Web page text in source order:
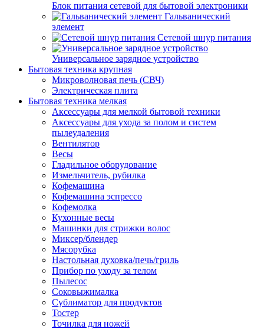
Блок питания сетевой для бытовой электроники
Гальванический
элемент
Сетевой шнур питания
Универсальное зарядное устройство
Бытовая техника крупная
Микроволновая печь (СВЧ)
Электрическая плита
Бытовая техника мелкая
Аксессуары для мелкой бытовой техники
Аксессуары для ухода за полом и систем
пылеудаления
Вентилятор
Весы
Гладильное оборудование
Измельчитель, рубилка
Кофемашина
Кофемашина эспрессо
Кофемолка
Кухонные весы
Машинки для стрижки волос
Миксер/блендер
Мясорубка
Настольная духовка/печь/гриль
Прибор по уходу за телом
Пылесос
Соковыжималка
Сублиматор для продуктов
Тостер
Точилка для ножей